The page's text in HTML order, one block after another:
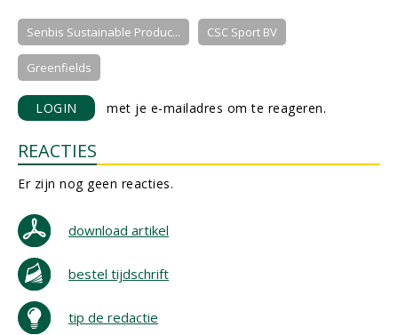
Senbis Sustainable Produc... CSC Sport BV
Greenfields
LOGIN met je e-mailadres om te reageren.
REACTIES
Er zijn nog geen reacties.
download artikel
bestel tijdschrift
tip de redactie